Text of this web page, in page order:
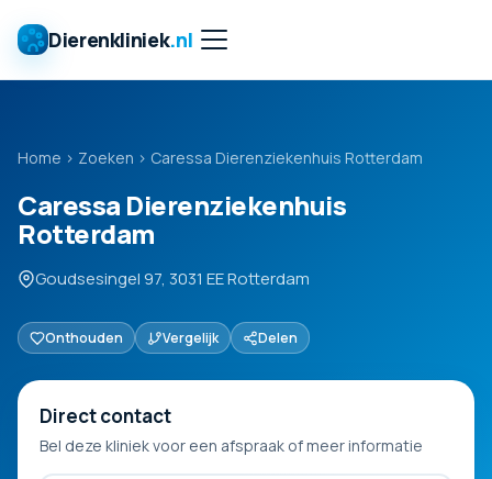
Dierenkliniek.nl
Home › Zoeken › Caressa Dierenziekenhuis Rotterdam
Caressa Dierenziekenhuis
Rotterdam
Goudsesingel 97, 3031 EE Rotterdam
Onthouden Vergelijk Delen
Direct contact
Bel deze kliniek voor een afspraak of meer informatie